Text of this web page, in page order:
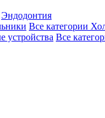
Эндодонтия
Все категории
устройства Все